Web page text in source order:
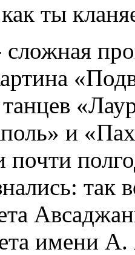
ты
сложная
и
почти
так
имени